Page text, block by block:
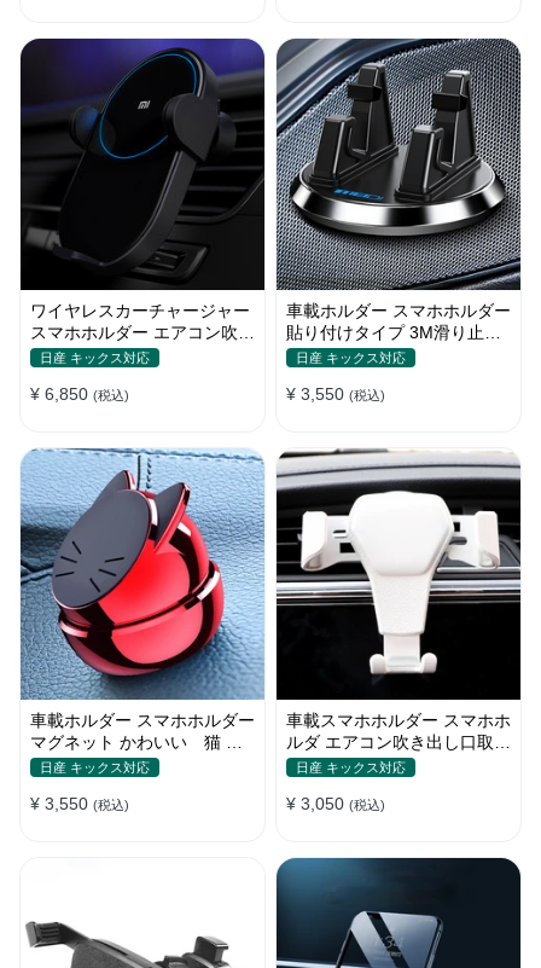
ワイヤレスカーチャージャー
スマホホルダー エアコン吹き
出し口/ 貼り付け
日産 キックス対応
¥ 6,850 (税込)
車載ホルダー スマホホルダー
貼り付けタイプ 3M滑り止め
シリコンパッド 全機種
日産 キックス対応
¥ 3,550 (税込)
車載ホルダー スマホホルダー
マグネット かわいい 猫 全
機種 片手操作
日産 キックス対応
¥ 3,550 (税込)
車載スマホホルダー スマホホ
ルダ エアコン吹き出し口取り
付け 全機種 可愛い アニメ
日産 キックス対応
¥ 3,050 (税込)